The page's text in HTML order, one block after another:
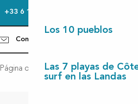
Los 10 pueblos
Las 7 playas de
surf en las Landas
+33 6 10 87 62
Contáctenos
Página de Facebook